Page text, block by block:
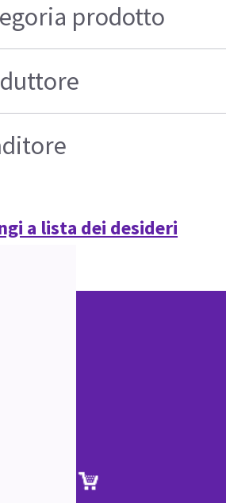
prodotto
a lista dei desideri